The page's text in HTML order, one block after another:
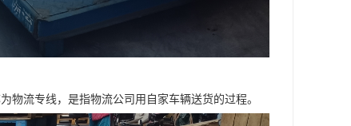
物流专线，是指物流公司用自家车辆送货的过程。